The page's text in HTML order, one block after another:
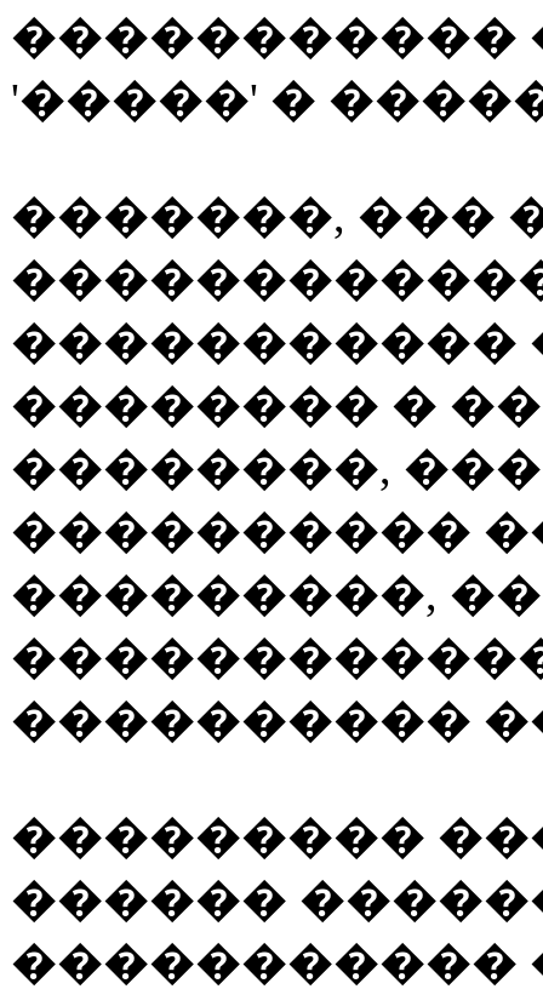
�����������
'�����' �
�������, ���
�����������
�������� �
��������,
����������
���������,
����������
���������
������
�����������